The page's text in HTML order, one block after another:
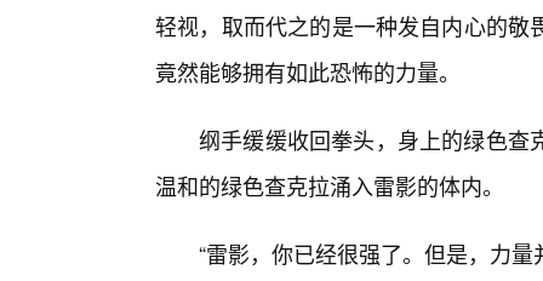
轻视，取而代之的是一种发自内心的
竟然能够拥有如此恐怖的力量。
纲手缓缓收回拳头，身上的绿色查
温和的绿色查克拉涌入雷影的体内。
“雷影，你已经很强了。但是，力